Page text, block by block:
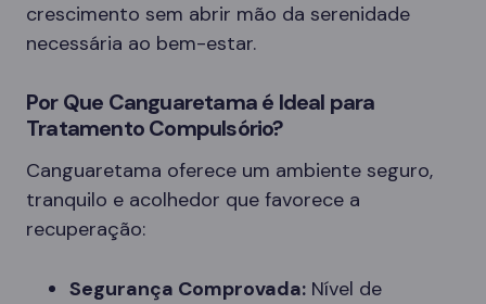
crescimento sem abrir mão da serenidade
necessária ao bem-estar.
Por Que Canguaretama é Ideal para
Tratamento Compulsório?
Canguaretama oferece um ambiente seguro,
tranquilo e acolhedor que favorece a
recuperação:
Segurança Comprovada: Nível de